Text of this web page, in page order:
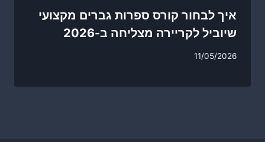
איך לבחור קורס ספרות גברים מקצועי
שיוביל לקריירה מצליחה ב-2026
11/05/2026